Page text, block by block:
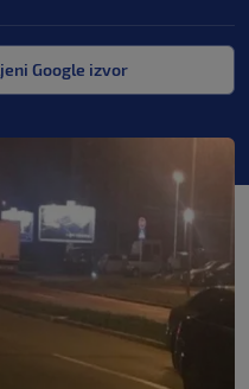
Google izvor